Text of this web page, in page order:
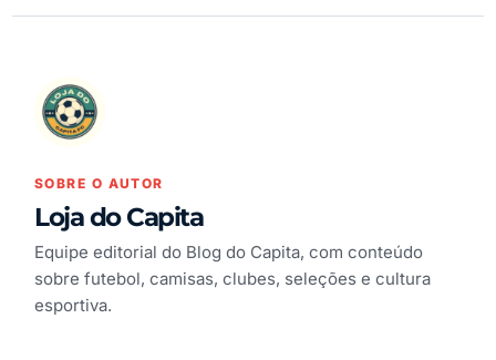
SOBRE O AUTOR
Loja do Capita
Equipe editorial do Blog do Capita, com conteúdo
sobre futebol, camisas, clubes, seleções e cultura
esportiva.